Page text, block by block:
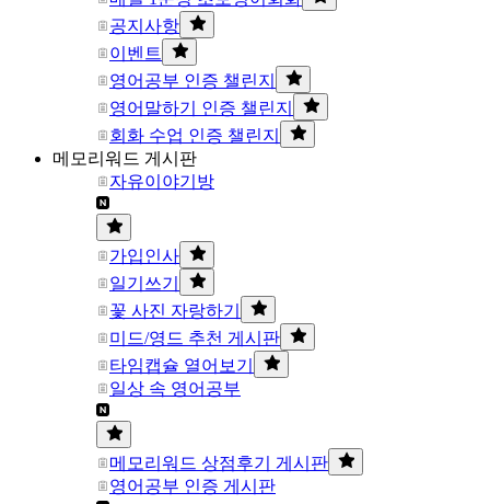
공지사항
이벤트
영어공부 인증 챌린지
영어말하기 인증 챌린지
회화 수업 인증 챌린지
메모리워드 게시판
자유이야기방
가입인사
일기쓰기
꽃 사진 자랑하기
미드/영드 추천 게시판
타임캡슐 열어보기
일상 속 영어공부
메모리워드 상점후기 게시판
영어공부 인증 게시판